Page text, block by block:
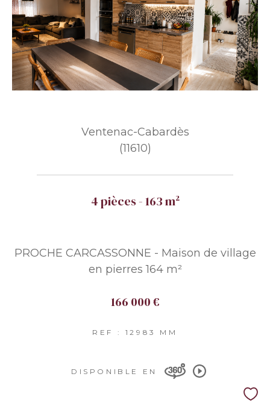
Ventenac-Cabardès
(11610)
4 pièces - 163 m²
PROCHE CARCASSONNE - Maison de village
en pierres 164 m²
166 000 €
REF : 12983 MM
DISPONIBLE EN